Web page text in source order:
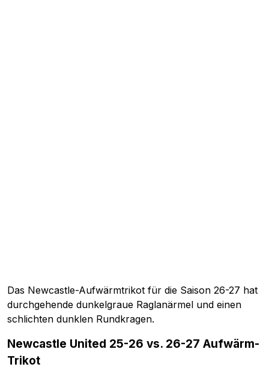
Das Newcastle-Aufwärmtrikot für die Saison 26-27 hat
durchgehende dunkelgraue Raglanärmel und einen
schlichten dunklen Rundkragen.
Newcastle United 25-26 vs. 26-27 Aufwärm-
Trikot